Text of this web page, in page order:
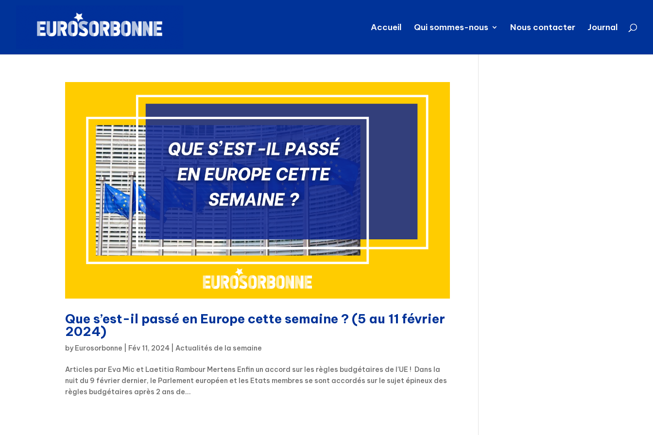
Accueil Qui sommes-nous Nous contacter Journal
Que s’est-il passé en Europe cette semaine ? (5 au 11 février
2024)
by Eurosorbonne Fév 11, 2024 |Actualités de la semaine
Articles par Eva Mic et Laetitia Rambour Mertens Enfin un accord sur les règles budgétaires de l’UE ! Dans la
nuit du 9 février dernier, le Parlement européen et les Etats membres se sont accordés sur le sujet épineux des
règles budgétaires après 2 ans de...